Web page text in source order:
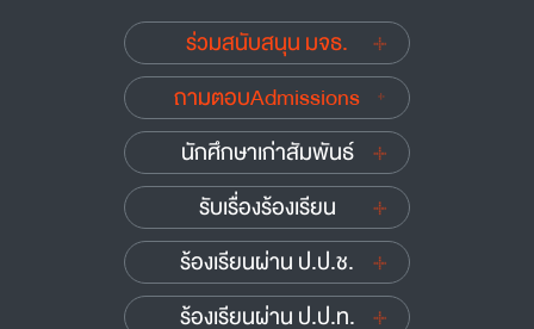
ร่วมสนับสนุน มจธ.
ถามตอบAdmissions
นักศึกษาเก่าสัมพันธ์
รับเรื่องร้องเรียน
ร้องเรียนผ่าน ป.ป.ช.
ร้องเรียนผ่าน ป.ป.ท.